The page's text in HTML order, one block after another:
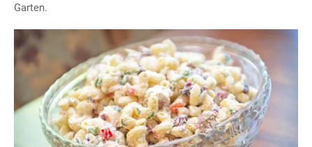
Garten.